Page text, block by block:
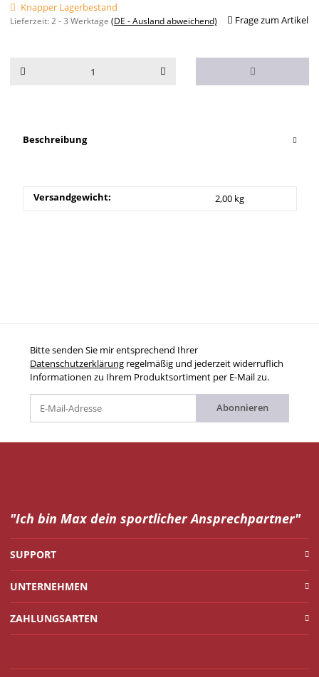
Knapper Lagerbestand
Lieferzeit:2 - 3 Werktage (DE - Ausland abweichend) Frage zum Artikel
Beschreibung
Versandgewicht: 2,00 kg
Bitte senden Sie mir entsprechend Ihrer
Datenschutzerklärung regelmäßig und jederzeit widerruflich
Informationen zu Ihrem Produktsortiment per E-Mail zu.
Abonnieren
"Ich bin Max dein sportlicher Ansprechpartner"
SUPPORT
UNTERNEHMEN
ZAHLUNGSARTEN